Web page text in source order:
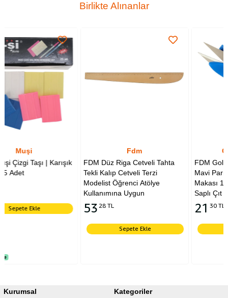
Birlikte Alınanlar
FDM Düz Riga Cetveli Tahta
Tekli Kalıp Cetveli Terzi
Modelist Öğrenci Atölye
Kullanımına Uygun
5328 TL
Sepete Ekle
FDM Golden Eagle TC-801
Mavi Parmaklı İplik
Makası 12 cm Yaylı Plastik
Saplı Çıt Makas
Sepete Ekle
Kurumsal Kategoriler